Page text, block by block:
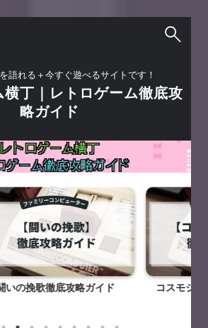
語れる＋今すぐ遊べるサイトです！
横丁｜レトロゲーム徹底攻
略ガイド
いの挽歌徹底攻略ガイド コスモジェ